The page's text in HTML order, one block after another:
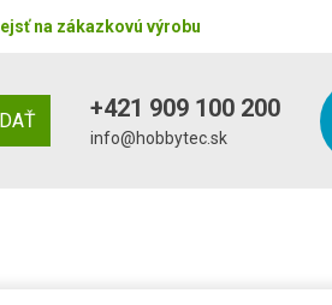
na zákazkovú výrobu
+421 909 100 200
info@hobbytec.sk